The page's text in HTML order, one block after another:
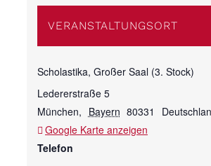
VERANSTALTUNGSORT
Scholastika, Großer Saal (3. Stock)
Ledererstraße 5
München, Bayern 80331
Google Karte anzeigen
Telefon